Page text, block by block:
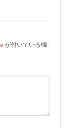
※が付いている欄